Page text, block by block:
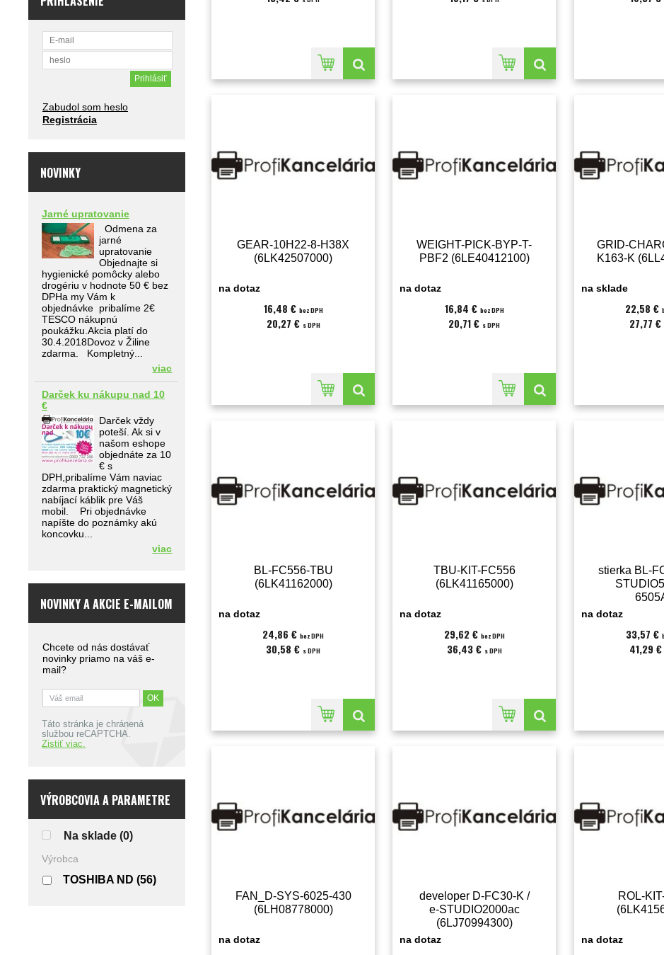
Zabudol som heslo
Registrácia
NOVINKY
Jarné upratovanie
Odmena za
jarné
upratovanie
Objednajte si
hygienické pomôcky alebo
drogériu v hodnote 50 € bez
DPHa my Vám k
objednávke pribalíme 2€
TESCO nákupnú
poukážku.Akcia platí do
30.4.2018Dovoz v Žiline
zdarma. Kompletný...
viac
Darček ku nákupu nad 10
€
Darček vždy
poteší. Ak si v
našom eshope
objednáte za 10
€ s
DPH,pribalíme Vám naviac
zdarma praktický magnetický
nabíjací káblik pre Váš
mobil. Pri objednávke
napíšte do poznámky akú
koncovku...
viac
NOVINKY A AKCIE E-MAILOM
Chcete od nás dostávať
novinky priamo na váš e-
mail?
Táto stránka je chránená
službou reCAPTCHA.
Zistiť viac.
VÝROBCOVIA A PARAMETRE
Na sklade (0)
Výrobca
TOSHIBA ND (56)
GEAR-10H22-8-H38X
(6LK42507000)
na dotaz
16,48 € bez DPH
20,27 € s DPH
WEIGHT-PICK-BYP-T-
PBF2 (6LE40412100)
na dotaz
16,84 € bez DPH
20,71 € s DPH
GRID-
K163-K
na sklade
22,58 €
27,77 €
BL-FC556-TBU
(6LK41162000)
na dotaz
24,86 €bez DPH
30,58 € s DPH
TBU-KIT-FC556
(6LK41165000)
na dotaz
29,62 € bez DPH
36,43 € s DPH
stierka BL-
na dotaz
33,57 €
41,29 €
FAN_D-SYS-6025-430
(6LH08778000)
na dotaz
developer D-FC30-K /
e-STUDIO2000ac
(6LJ70994300)
na dotaz
ROL-
na dotaz